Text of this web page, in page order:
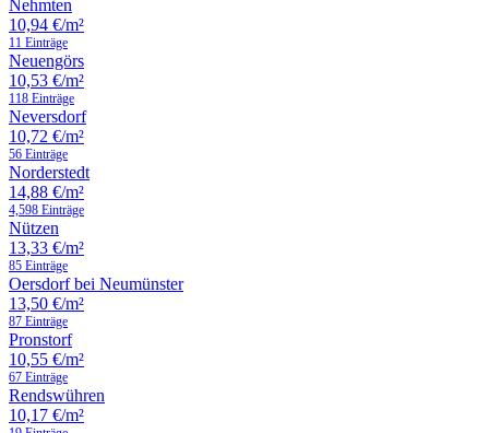
Nehmten
10,94 €/m²
11 Einträge
Neuengörs
10,53 €/m²
118 Einträge
Neversdorf
10,72 €/m²
56 Einträge
Norderstedt
14,88 €/m²
4,598 Einträge
Nützen
13,33 €/m²
85 Einträge
Oersdorf bei Neumünster
13,50 €/m²
87 Einträge
Pronstorf
10,55 €/m²
67 Einträge
Rendswühren
10,17 €/m²